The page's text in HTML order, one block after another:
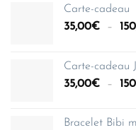
Carte-cadeau
35,00€ –
Carte-cadeau
35,00€ –
Bracelet Bibi